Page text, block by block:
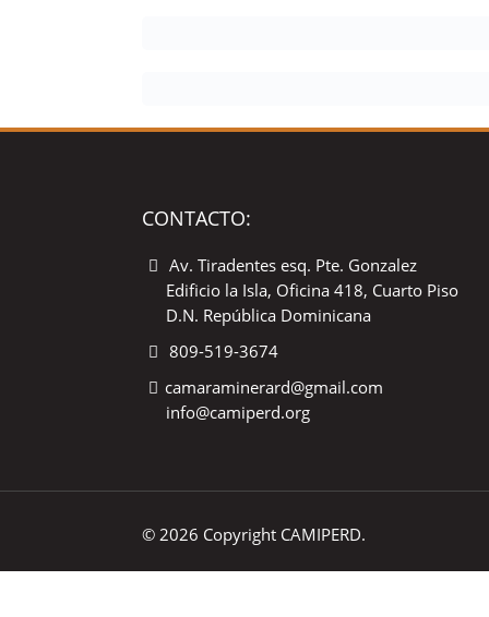
CONTACTO:
Av. Tiradentes esq. Pte. Gonzalez
Edificio la Isla, Oficina 418, Cuarto Piso
D.N. República Dominicana
809-519-3674
camaraminerard@gmail.com
info@camiperd.org
© 2026 Copyright CAMIPERD.